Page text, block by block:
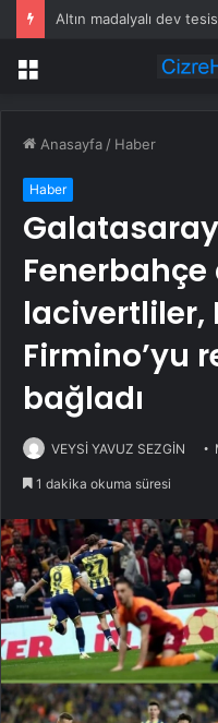
Menü
Anasayfa / Haber
Haber
Fenerbahçe
lacivertliler,
Firmino’yu
bağladı
VEYSİ YAVUZ SEZGİN
1 dakika okuma süresi